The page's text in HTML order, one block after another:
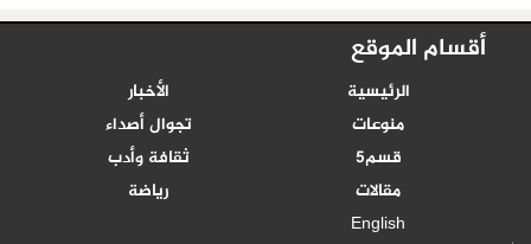
أقسام الموقع
الرئيسية
الأخبار
منوعات
تجوال أصداء
قسم5
ثقافة وأدب
مقالات
رياضة
English